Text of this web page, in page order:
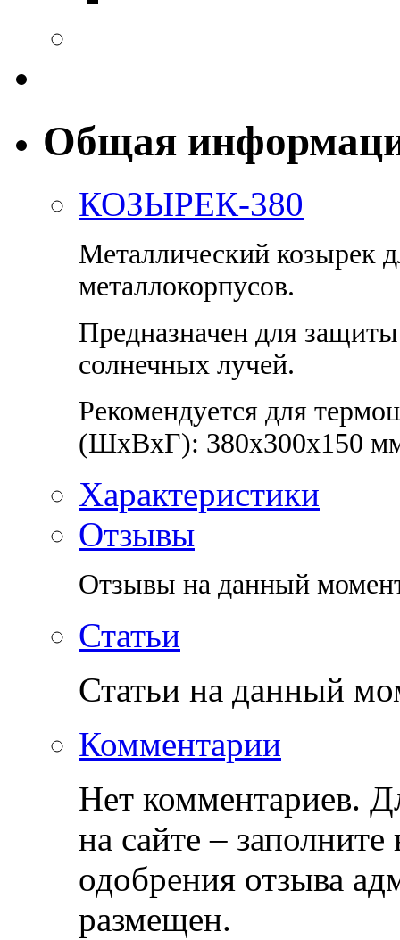
Общая
КОЗЫРЕК-380
Металлический
металлокорпусов.
Предназначен для
солнечных лучей.
Рекомендуется для
(ШхВхГ): 380х300х150
Характеристики
Отзывы
Отзывы на данный
Статьи
Статьи на данный
Комментарии
Нет комментариев.
на сайте –
одобрения отзыва
размещен.